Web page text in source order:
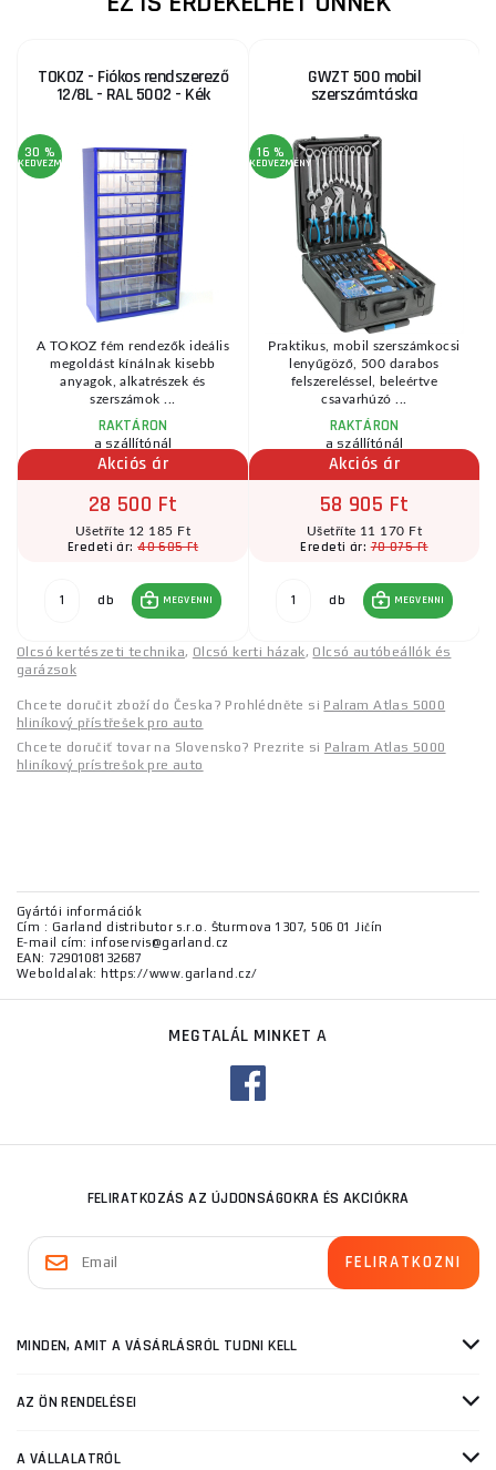
TOKOZ - Fiókos rendszerező
12/8L - RAL 5002 - Kék
30 %
KEDVEZMÉNY
A TOKOZ fém rendezők ideális
megoldást kínálnak kisebb
anyagok, alkatrészek és
szerszámok ...
RAKTÁRON
a szállítónál
Akciós ár
28 500 Ft
Ušetříte 12 185 Ft
Eredeti ár:40 685 Ft
db MEGVENNI
GWZT 500 mobil
szerszámtáska
16 %
KEDVEZMÉNY
Praktikus, mobil szerszámkocsi
lenyűgöző, 500 darabos
felszereléssel, beleértve
csavarhúzó ...
RAKTÁRON
a szállítónál
Akciós ár
58 905 Ft
Ušetříte 11 170 Ft
Eredeti ár:70 075 Ft
db MEGVENNI
Olcsó kertészeti technika, Olcsó kerti házak, Olcsó autóbeállók és
garázsok
Chcete doručit zboží do Česka? Prohlédněte si Palram Atlas 5000
hliníkový přístřešek pro auto
Chcete doručiť tovar na Slovensko? Prezrite si Palram Atlas 5000
hliníkový prístrešok pre auto
Gyártói információk
Cím : Garland distributor s.r.o. Šturmova 1307, 506 01 Jičín
E-mail cím: infoservis@garland.cz
EAN: 7290108132687
Weboldalak: https://www.garland.cz/
MEGTALÁL MINKET A
FELIRATKOZÁS AZ ÚJDONSÁGOKRA ÉS AKCIÓKRA
MINDEN, AMIT A VÁSÁRLÁSRÓL TUDNI KELL
AZ ÖN RENDELÉSEI
A VÁLLALATRÓL